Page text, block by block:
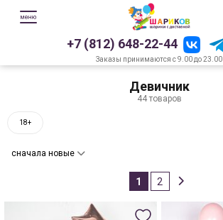
+7 (812) 648-22-44
Заказы принимаются с 9.00 до 23.00
Девичник
44 товаров
18+
сначала новые
1 2